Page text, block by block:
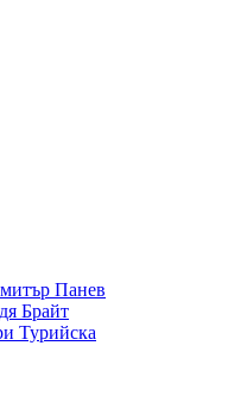
Панев
Брайт
Турийска